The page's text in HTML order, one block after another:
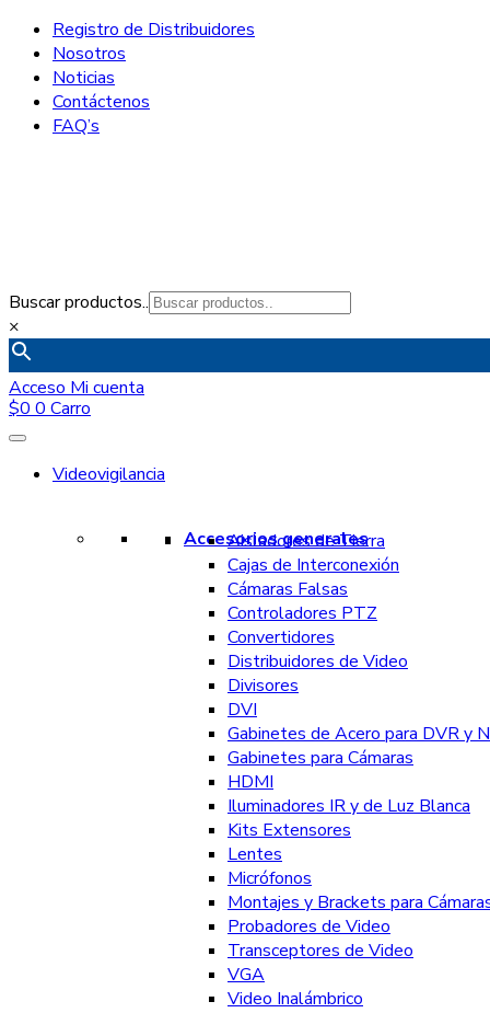
Registro de Distribuidores
Nosotros
Noticias
Contáctenos
FAQ’s
Buscar productos..
×
Acceso Mi cuenta
$0 0 Carro
Videovigilancia
Accesorios generales
Aisladores de Tierra
Cajas de Interconexión
Cámaras Falsas
Controladores PTZ
Convertidores
Distribuidores de Video
Divisores
DVI
Gabinetes de Acero para DVR y
Gabinetes para Cámaras
HDMI
Iluminadores IR y de Luz Blanca
Kits Extensores
Lentes
Micrófonos
Montajes y Brackets para
Probadores de Video
Transceptores de Video
VGA
Video Inalámbrico